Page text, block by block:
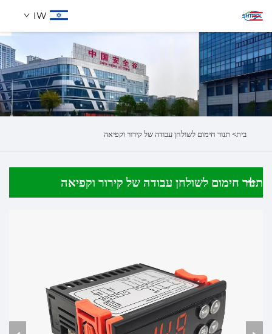
IW
אודותינו
מוצרים
חיפוש
בית> תנור חימום לשולחן עבודה של קירור וקפיאה
תנור חימום לשולחן עבודה של קירור וקפיאה